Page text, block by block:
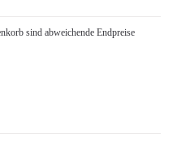
sind abweichende Endpreise